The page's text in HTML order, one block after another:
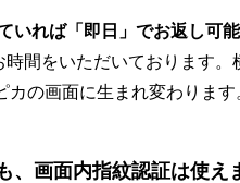
いれば「即日」でお返し可能
時間をいただいております
の画面に生まれ変わります
、画面内指紋認証は使え